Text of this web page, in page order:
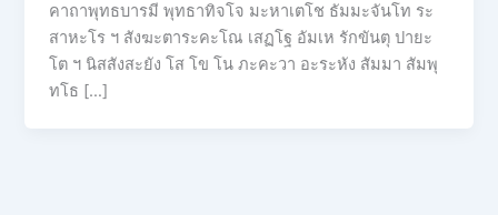
คาถาพุทธบารมี พุทธาทิจโจ มะหาเตโช ธัมมะจันโท ระ
สาหะโร ฯ สังฆะตาระคะโณ เสฏโฐ อัมเห รักขันตุ ปายะ
โต ฯ นิสสังสะยัง โส โข โน ภะคะวา อะระหัง สัมมา สัมพุ
ทโธ […]